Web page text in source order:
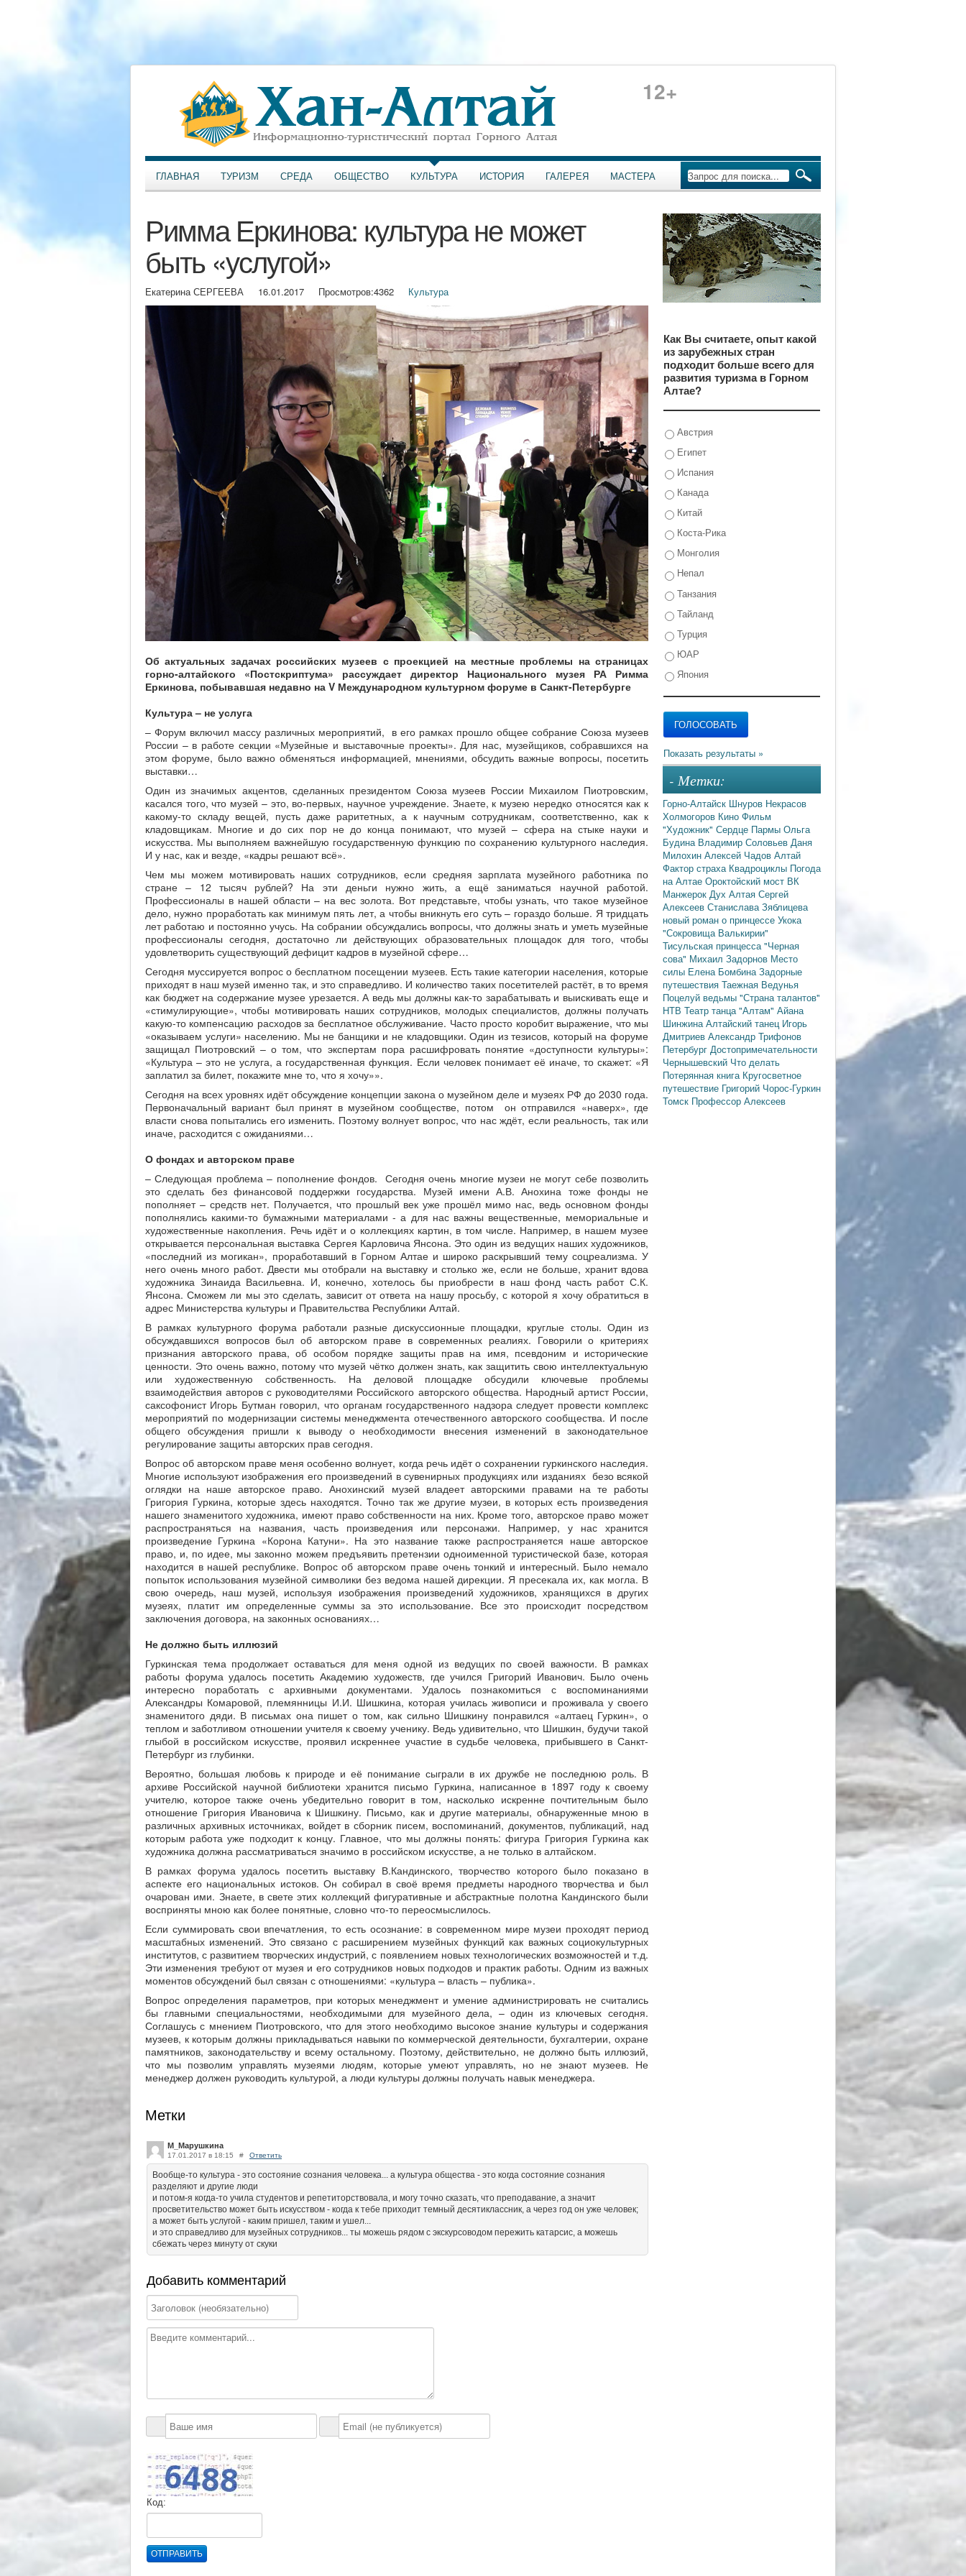
12+
ГЛАВНАЯ ТУРИЗМ СРЕДА ОБЩЕСТВО КУЛЬТУРА ИСТОРИЯ ГАЛЕРЕЯ МАСТЕРА
Римма Еркинова: культура не может
быть «услугой»
Екатерина СЕРГЕЕВА 16.01.2017 Просмотров:4362 Культура
Об актуальных задачах российских музеев с проекцией на местные проблемы на страницах
горно-алтайского «Постскриптума» рассуждает директор Национального музея РА Римма
Еркинова, побывавшая недавно на V Международном культурном форуме в Санкт-Петербурге
Культура – не услуга
– Форум включил массу различных мероприятий, в его рамках прошло общее собрание Союза музеев
России – в работе секции «Музейные и выставочные проекты». Для нас, музейщиков, собравшихся на
этом форуме, было важно обменяться информацией, мнениями, обсудить важные вопросы, посетить
выставки…
Один из значимых акцентов, сделанных президентом Союза музеев России Михаилом Пиотровским,
касался того, что музей – это, во-первых, научное учреждение. Знаете, к музею нередко относятся как к
какому-то складу вещей, пусть даже раритетных, а к научным сотрудникам, соответственно, как к
кладовщикам. Многие и до сих пор не до конца понимают, что музей – сфера на стыке науки и
искусства. Мы выполняем важнейшую государственную функцию по сохранению культурного наследия.
И у нас, как и везде, «кадры решают всё».
Чем мы можем мотивировать наших сотрудников, если средняя зарплата музейного работника по
стране – 12 тысяч рублей? На эти деньги нужно жить, а ещё заниматься научной работой.
Профессионалы в нашей области – на вес золота. Вот представьте, чтобы узнать, что такое музейное
дело, нужно проработать как минимум пять лет, а чтобы вникнуть его суть – гораздо больше. Я тридцать
лет работаю и постоянно учусь. На собрании обсуждались вопросы, что должны знать и уметь музейные
профессионалы сегодня, достаточно ли действующих образовательных площадок для того, чтобы
удовлетворить существующий дефицит кадров в музейной сфере…
Сегодня муссируется вопрос о бесплатном посещении музеев. Есть такие категории населения, которые
приходят в наш музей именно так, и это справедливо. И количество таких посетителей растёт, в то время
как бюджет на содержание музее урезается. А ведь мы должны как-то зарабатывать и выискивать еще и
«стимулирующие», чтобы мотивировать наших сотрудников, молодых специалистов, должны получать
какую-то компенсацию расходов за бесплатное обслуживание. Часто просто коробит выражение, что мы
«оказываем услуги» населению. Мы не банщики и не кладовщики. Один из тезисов, который на форуме
защищал Пиотровский – о том, что экспертам пора расшифровать понятие «доступности культуры»:
«Культура – это не услуга, а государственная функция. Если человек понимает её иначе, то скажет: «Я
заплатил за билет, покажите мне то, что я хочу»».
Сегодня на всех уровнях идёт обсуждение концепции закона о музейном деле и музеях РФ до 2030 года.
Первоначальный вариант был принят в музейном сообществе, потом он отправился «наверх», где
власти снова попытались его изменить. Поэтому волнует вопрос, что нас ждёт, если реальность, так или
иначе, расходится с ожиданиями…
О фондах и авторском праве
– Следующая проблема – пополнение фондов. Сегодня очень многие музеи не могут себе позволить
это сделать без финансовой поддержки государства. Музей имени А.В. Анохина тоже фонды не
пополняет – средств нет. Получается, что прошлый век уже прошёл мимо нас, ведь основном фонды
пополнялись какими-то бумажными материалами - а для нас важны вещественные, мемориальные и
художественные накопления. Речь идёт и о коллекциях картин, в том числе. Например, в нашем музее
открывается персональная выставка Сергея Карловича Янсона. Это один из ведущих наших художников,
«последний из могикан», проработавший в Горном Алтае и широко раскрывший тему соцреализма. У
него очень много работ. Двести мы отобрали на выставку и столько же, если не больше, хранит вдова
художника Зинаида Васильевна. И, конечно, хотелось бы приобрести в наш фонд часть работ С.К.
Янсона. Сможем ли мы это сделать, зависит от ответа на нашу просьбу, с которой я хочу обратиться в
адрес Министерства культуры и Правительства Республики Алтай.
В рамках культурного форума работали разные дискуссионные площадки, круглые столы. Один из
обсуждавшихся вопросов был об авторском праве в современных реалиях. Говорили о критериях
признания авторского права, об особом порядке защиты прав на имя, псевдоним и исторические
ценности. Это очень важно, потому что музей чётко должен знать, как защитить свою интеллектуальную
или художественную собственность. На деловой площадке обсудили ключевые проблемы
взаимодействия авторов с руководителями Российского авторского общества. Народный артист России,
саксофонист Игорь Бутман говорил, что органам государственного надзора следует провести комплекс
мероприятий по модернизации системы менеджмента отечественного авторского сообщества. И после
общего обсуждения пришли к выводу о необходимости внесения изменений в законодательное
регулирование защиты авторских прав сегодня.
Вопрос об авторском праве меня особенно волнует, когда речь идёт о сохранении гуркинского наследия.
Многие используют изображения его произведений в сувенирных продукциях или изданиях безо всякой
оглядки на наше авторское право. Анохинский музей владеет авторскими правами на те работы
Григория Гуркина, которые здесь находятся. Точно так же другие музеи, в которых есть произведения
нашего знаменитого художника, имеют право собственности на них. Кроме того, авторское право может
распространяться на названия, часть произведения или персонажи. Например, у нас хранится
произведение Гуркина «Корона Катуни». На это название также распространяется наше авторское
право, и, по идее, мы законно можем предъявить претензии одноименной туристической базе, которая
находится в нашей республике. Вопрос об авторском праве очень тонкий и интересный. Было немало
попыток использования музейной символики без ведома нашей дирекции. Я пресекала их, как могла. В
свою очередь, наш музей, используя изображения произведений художников, хранящихся в других
музеях, платит им определенные суммы за это использование. Все это происходит посредством
заключения договора, на законных основаниях…
Не должно быть иллюзий
Гуркинская тема продолжает оставаться для меня одной из ведущих по своей важности. В рамках
работы форума удалось посетить Академию художеств, где учился Григорий Иванович. Было очень
интересно поработать с архивными документами. Удалось познакомиться с воспоминаниями
Александры Комаровой, племянницы И.И. Шишкина, которая училась живописи и проживала у своего
знаменитого дяди. В письмах она пишет о том, как сильно Шишкину понравился «алтаец Гуркин», о
теплом и заботливом отношении учителя к своему ученику. Ведь удивительно, что Шишкин, будучи такой
глыбой в российском искусстве, проявил искреннее участие в судьбе человека, прибывшего в Санкт-
Петербург из глубинки.
Вероятно, большая любовь к природе и её понимание сыграли в их дружбе не последнюю роль. В
архиве Российской научной библиотеки хранится письмо Гуркина, написанное в 1897 году к своему
учителю, которое также очень убедительно говорит в том, насколько искренне почтительным было
отношение Григория Ивановича к Шишкину. Письмо, как и другие материалы, обнаруженные мною в
различных архивных источниках, войдет в сборник писем, воспоминаний, документов, публикаций, над
которым работа уже подходит к концу. Главное, что мы должны понять: фигура Григория Гуркина как
художника должна рассматриваться значимо в российском искусстве, а не только в алтайском.
В рамках форума удалось посетить выставку В.Кандинского, творчество которого было показано в
аспекте его национальных истоков. Он собирал в своё время предметы народного творчества и был
очарован ими. Знаете, в свете этих коллекций фигуративные и абстрактные полотна Кандинского были
восприняты мною как более понятные, словно что-то переосмыслилось.
Если суммировать свои впечатления, то есть осознание: в современном мире музеи проходят период
масштабных изменений. Это связано с расширением музейных функций как важных социокультурных
институтов, с развитием творческих индустрий, с появлением новых технологических возможностей и т.д.
Эти изменения требуют от музея и его сотрудников новых подходов и практик работы. Одним из важных
моментов обсуждений был связан с отношениями: «культура – власть – публика».
Вопрос определения параметров, при которых менеджмент и умение администрировать не считались
бы главными специальностями, необходимыми для музейного дела, – один из ключевых сегодня.
Соглашусь с мнением Пиотровского, что для этого необходимо высокое знание культуры и содержания
музеев, к которым должны прикладываться навыки по коммерческой деятельности, бухгалтерии, охране
памятников, законодательству и всему остальному. Поэтому, действительно, не должно быть иллюзий,
что мы позволим управлять музеями людям, которые умеют управлять, но не знают музеев. Не
менеджер должен руководить культурой, а люди культуры должны получать навык менеджера.
Метки
М_Марушкина
17.01.2017 в 18:15 # Ответить
Вообще-то культура - это состояние сознания человека... а культура общества - это когда состояние сознания
разделяют и другие люди
и потом-я когда-то учила студентов и репетиторствовала, и могу точно сказать, что преподавание, а значит
просветительство может быть искусством - когда к тебе приходит темный десятиклассник, а через год он уже человек;
а может быть услугой - каким пришел, таким и ушел...
и это справедливо для музейных сотрудников... ты можешь рядом с экскурсоводом пережить катарсис, а можешь
сбежать через минуту от скуки
Добавить комментарий
Код:
ОТПРАВИТЬ
Как Вы считаете, опыт какой
из зарубежных стран
подходит больше всего для
развития туризма в Горном
Алтае?
Австрия
Египет
Испания
Канада
Китай
Коста-Рика
Монголия
Непал
Танзания
Тайланд
Турция
ЮАР
Япония
- Метки:
Горно-Алтайск Шнуров Некрасов
Холмогоров Кино Фильм
"Художник" Сердце Пармы Ольга
Будина Владимир Соловьев Даня
Милохин Алексей Чадов Алтай
Фактор страха Квадроциклы Погода
на Алтае Ороктойский мост ВК
Манжерок Дух Алтая Сергей
Алексеев Станислава Зяблицева
новый роман о принцессе Укока
"Сокровища Валькирии"
Тисульская принцесса"Черная
сова" Михаил Задорнов Место
силы Елена БомбинаЗадорные
путешествия Таежная Ведунья
Поцелуй ведьмы "Страна талантов"
НТВ Театр танца "Алтам" Айана
ШинжинаАлтайский танец Игорь
Дмитриев Александр Трифонов
Петербург Достопримечательности
Чернышевский Что делать
Потерянная книга Кругосветное
путешествие Григорий Чорос-Гуркин
Томск Профессор Алексеев